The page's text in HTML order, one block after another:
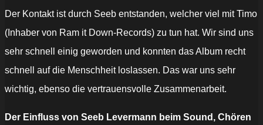
Der Kontakt ist durch Seeb entstanden, welcher viel mit Timo
(Inhaber von Ram it Down-Records) zu tun hat. Wir sind uns
sehr schnell einig geworden und konnten das Album recht
schnell auf die Menschheit loslassen. Das war uns sehr
wichtig, ebenso die vertrauensvolle Zusammenarbeit.
Der Einfluss von Seeb Levermann beim Sound, Chören